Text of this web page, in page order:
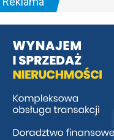
[fotorelacja]